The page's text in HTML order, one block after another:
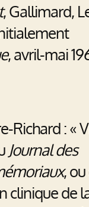
, Gallimard,
, avril-mai
Richard : «
Journal des
,
clinique de